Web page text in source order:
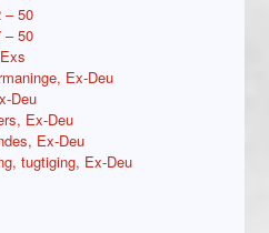
– 50
– 50
Ex-Deu
Deu
Ex-Deu
Ex-Deu
tugtiging, Ex-Deu